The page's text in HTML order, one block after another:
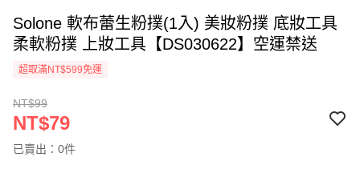
Solone 軟布蕾生粉撲(1入) 美妝粉撲 底妝工具
柔軟粉撲 上妝工具【DS030622】空運禁送
超取滿NT$599免運
NT$99
NT$79
已賣出：0件